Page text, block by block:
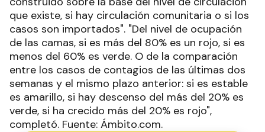
que existe, si hay circulación comunitaria o si los
casos son importados". "Del nivel de ocupación
de las camas, si es más del 80% es un rojo, si es
menos del 60% es verde. O de la comparación
entre los casos de contagios de las últimas dos
semanas y el mismo plazo anterior: si es estable
es amarillo, si hay descenso del más del 20% es
verde, si ha crecido más del 20% es rojo",
completó. Fuente: Ámbito.com.